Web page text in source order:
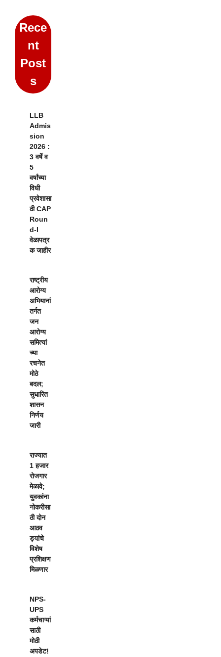
Rece
nt
Post
s
LLB
Admis
sion
2026 :
3 वर्षे व
5
वर्षांच्या
विधी
प्रवेशासा
ठी CAP
Roun
d-I
वेळापत्र
क जाहीर
राष्ट्रीय
आरोग्य
अभियानां
तर्गत
जन
आरोग्य
समित्यां
च्या
रचनेत
मोठे
बदल;
सुधारित
शासन
निर्णय
जारी
राज्यात
1 हजार
रोजगार
मेळावे;
युवकांना
नोकरीसा
ठी दोन
आठव
ड्यांचे
विशेष
प्रशिक्षण
मिळणार
NPS-
UPS
कर्मचाऱ्यां
साठी
मोठी
अपडेट!